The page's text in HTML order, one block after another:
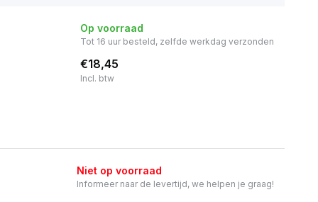
Op voorraad
Tot 16 uur besteld, zelfde werkdag verzonden
€18,45
Incl. btw
Niet op voorraad
Informeer naar de levertijd, we helpen je graag!